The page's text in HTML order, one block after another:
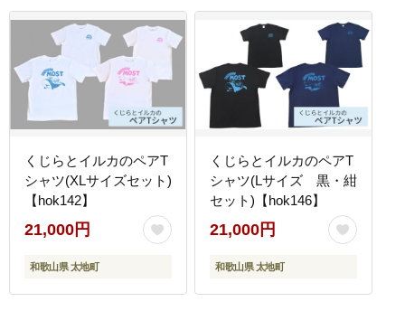
くじらとイルカのペアT
シャツ(XLサイズセット)
【hok142】
21,000円
和歌山県 太地町
くじらとイルカのペアT
シャツ(Lサイズ 黒・紺
セット)【hok146】
21,000円
和歌山県 太地町